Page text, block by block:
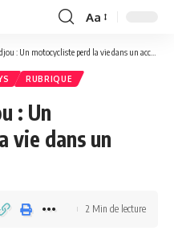
Redimensionner
la
Aa
: Un motocycliste perd la vie dans un accident
RUBRIQUE
: Un
vie dans un
2 Min de lecture